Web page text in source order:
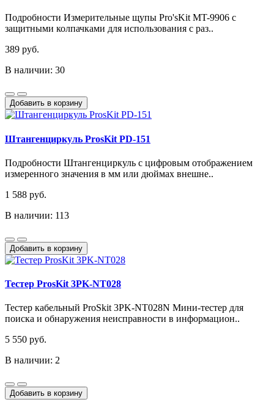
Подробности Измерительные щупы Pro'sKit MT-9906 с
защитными колпачками для использования с раз..
389 руб.
В наличии: 30
Добавить в корзину
Штангенциркуль ProsKit PD-151
Подробности Штангенциркуль с цифровым отображением
измеренного значения в мм или дюймах внешне..
1 588 руб.
В наличии: 113
Добавить в корзину
Тестер ProsKit 3PK-NT028
Тестер кабельный ProSkit 3PK-NT028N Мини-тестер для
поиска и обнаружения неисправности в информацион..
5 550 руб.
В наличии: 2
Добавить в корзину